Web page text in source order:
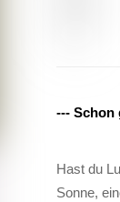
--- Schon
Hast du
Sonne,